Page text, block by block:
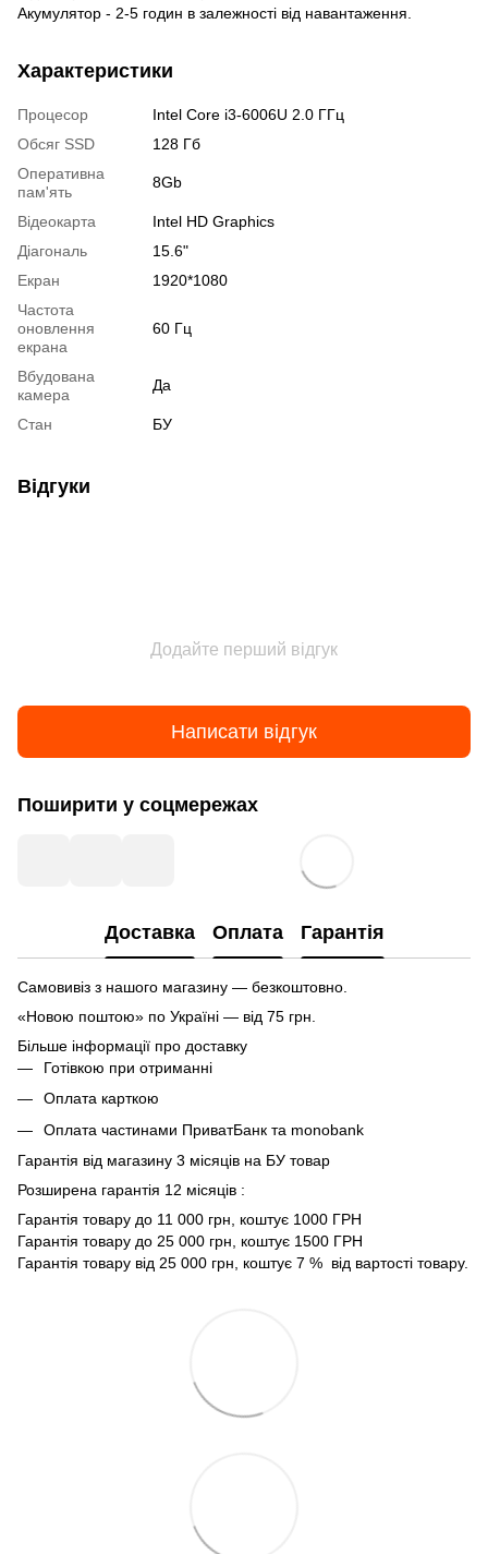
Акумулятор - 2-5 годин в залежності від навантаження.
Характеристики
Процесор
Intel Core i3-6006U 2.0 ГГц
Обсяг SSD
128 Гб
Оперативна
пам'ять
8Gb
Відеокарта
Intel HD Graphics
Діагональ
15.6"
Екран
1920*1080
Частота
оновлення
екрана
60 Гц
Вбудована
камера
Да
Стан БУ
Відгуки
Додайте перший відгук
Написати відгук
Поширити у соцмережах
Доставка Оплата Гарантія
Самовивіз з нашого магазину — безкоштовно.
«Новою поштою» по Україні — від 75 грн.
Більше інформації про доставку
Готівкою при отриманні
Оплата карткою
Оплата частинами ПриватБанк та monobank
Гарантія від магазину 3 місяців на БУ товар
Розширена гарантія 12 місяців :
Гарантія товару до 11 000 грн, коштує 1000 ГРН
Гарантія товару до 25 000 грн, коштує 1500 ГРН
Гарантія товару від 25 000 грн, коштує 7 % від вартості товару.